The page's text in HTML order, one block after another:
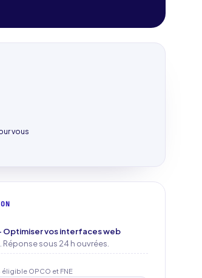
vous
Optimiser vos interfaces web
Réponse sous 24 h ouvrées.
éligible OPCO et FNE